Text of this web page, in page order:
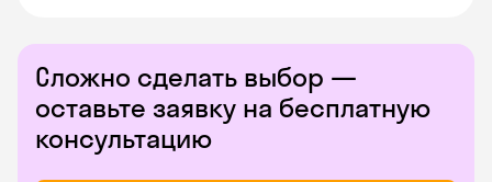
Сложно сделать выбор —
оставьте заявку на бесплатную
консультацию